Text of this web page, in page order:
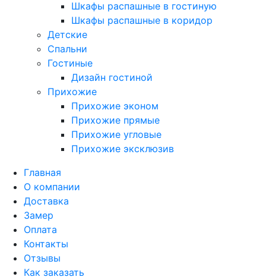
Шкафы распашные в гостиную
Шкафы распашные в коридор
Детские
Спальни
Гостиные
Дизайн гостиной
Прихожие
Прихожие эконом
Прихожие прямые
Прихожие угловые
Прихожие эксклюзив
Главная
О компании
Доставка
Замер
Оплата
Контакты
Отзывы
Как заказать